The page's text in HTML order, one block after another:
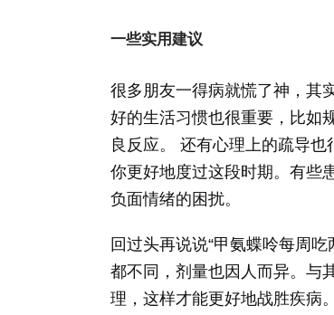
一些实用建议
很多朋友一得病就慌了神，其
好的生活习惯也很重要，比如
良反应。 还有心理上的疏导
你更好地度过这段时期。有些
负面情绪的困扰。
回过头再说说“甲氨蝶呤每周
都不同，剂量也因人而异。与
理，这样才能更好地战胜疾病。